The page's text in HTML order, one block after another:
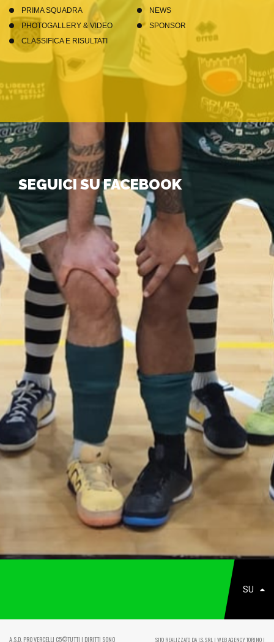
PRIMA SQUADRA
NEWS
PHOTOGALLERY & VIDEO
SPONSOR
CLASSIFICA E RISULTATI
SEGUICI SU FACEBOOK
SU
A.S.D. PRO VERCELLI C5©TUTTI I DIRITTI SONO SITO REALIZZATO DA I.S. SRL | WEB AGENCY TORINO |